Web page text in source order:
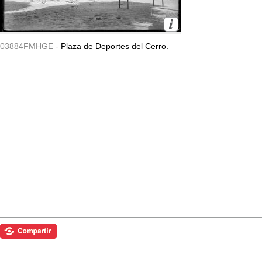
03884FMHGE - Plaza de Deportes del Cerro.